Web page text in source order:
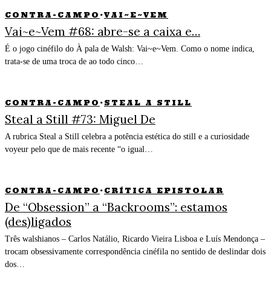
CONTRA-CAMPO ·VAI~E~VEM
Vai~e~Vem #68: abre-se a caixa e…
É o jogo cinéfilo do À pala de Walsh: Vai~e~Vem. Como o nome indica,
trata-se de uma troca de ao todo cinco…
CONTRA-CAMPO · STEAL A STILL
Steal a Still #73: Miguel De
A rubrica Steal a Still celebra a potência estética do still e a curiosidade
voyeur pelo que de mais recente “o igual…
CONTRA-CAMPO · CRÍTICA EPISTOLAR
De “Obsession” a “Backrooms”: estamos
(des)ligados
Três walshianos – Carlos Natálio, Ricardo Vieira Lisboa e Luís Mendonça –
trocam obsessivamente correspondência cinéfila no sentido de deslindar dois
dos…